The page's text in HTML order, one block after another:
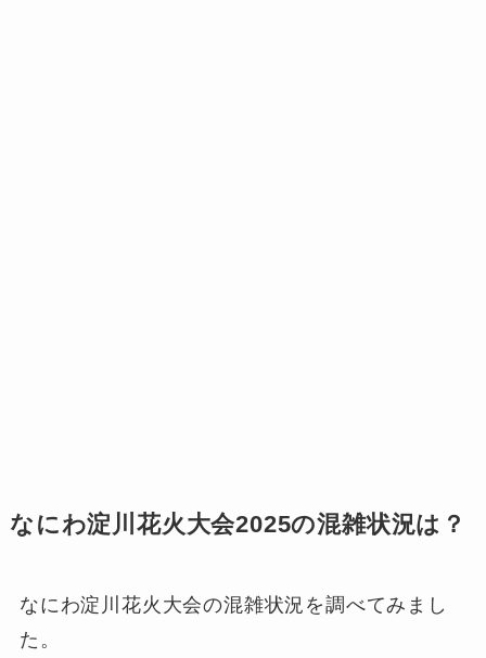
なにわ淀川花火大会2025の混雑状況は？
なにわ淀川花火大会の混雑状況を調べてみまし
た。